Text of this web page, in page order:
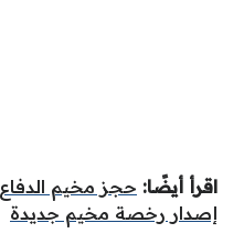
اقرأ أيضًا: حجز مخيم الدفاع
إصدار رخصة مخيم جديدة